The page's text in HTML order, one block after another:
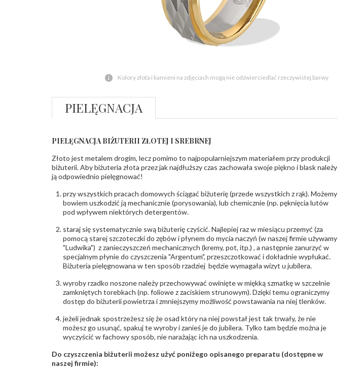
Kolory złota i kamieni na zdjęciach mogą nie odzwierciedlać rzeczywistej barwy
PIELĘGNACJA
PIELĘGNACJA BIŻUTERII ZŁOTEJ I SREBRNEJ
Złoto jest metalem drogim, lecz pomimo to najpopularniejszym materiałem przy produkcji
biżuterii. Aby biżuteria złota przez jak najdłuższy czas zachowała swoje piękno i blask należy
ją odpowiednio pielęgnować!
przy wszystkich pracach domowych ściągać biżuterię (przede wszystkich z rąk). Możemy
bowiem uszkodzić ją mechanicznie (porysowania), lub chemicznie (np. pęknięcia lutów
pod wpływem niektórych detergentów.
staraj się systematycznie swą biżuterię czyścić. Najlepiej raz w miesiącu przemyć (za
pomocą starej szczoteczki do zębów i płynem do mycia naczyń (w naszej firmie używamy
"Ludwika") z zanieczyszczeń mechanicznych (kremy, pot, itp.) , a następnie zanurzyć w
specjalnym płynie do czyszczenia "Argentum", przeszczotkować i dokładnie wypłukać.
Biżuteria pielęgnowana w ten sposób rzadziej będzie wymagała wizyt u jubilera.
wyroby rzadko noszone należy przechowywać owinięte w miękką szmatkę w szczelnie
zamkniętych torebkach (np. foliowe z zaciskiem strunowym). Dzięki temu ograniczymy
dostęp do biżuterii powietrza i zmniejszymy możliwość powstawania na niej tlenków.
jeżeli jednak spostrzeżesz się że osad który na niej powstał jest tak trwały, że nie
możesz go usunąć, spakuj te wyroby i zanieś je do jubilera. Tylko tam będzie można je
wyczyścić w fachowy sposób, nie narażając ich na uszkodzenia.
Do czyszczenia biżuterii możesz użyć poniżego opisanego preparatu (dostępne w
naszej firmie):